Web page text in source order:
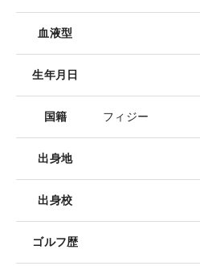
血液型
生年月日
国籍 フィジー
出身地
出身校
ゴルフ歴